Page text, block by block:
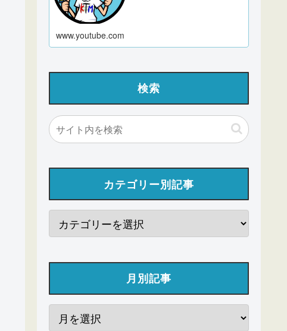
www.youtube.com
検索
カテゴリー別記事
月別記事